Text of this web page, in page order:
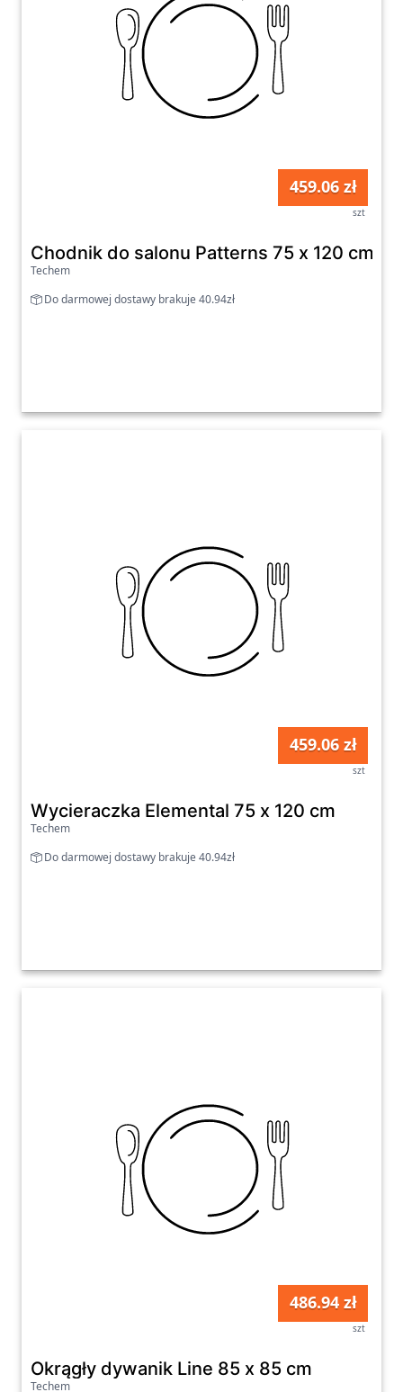
459.06 zł
szt
Chodnik do salonu Patterns 75 x 120 cm
Techem
Do darmowej dostawy brakuje 40.94zł
459.06 zł
szt
Wycieraczka Elemental 75 x 120 cm
Techem
Do darmowej dostawy brakuje 40.94zł
486.94 zł
szt
Okrągły dywanik Line 85 x 85 cm
Techem